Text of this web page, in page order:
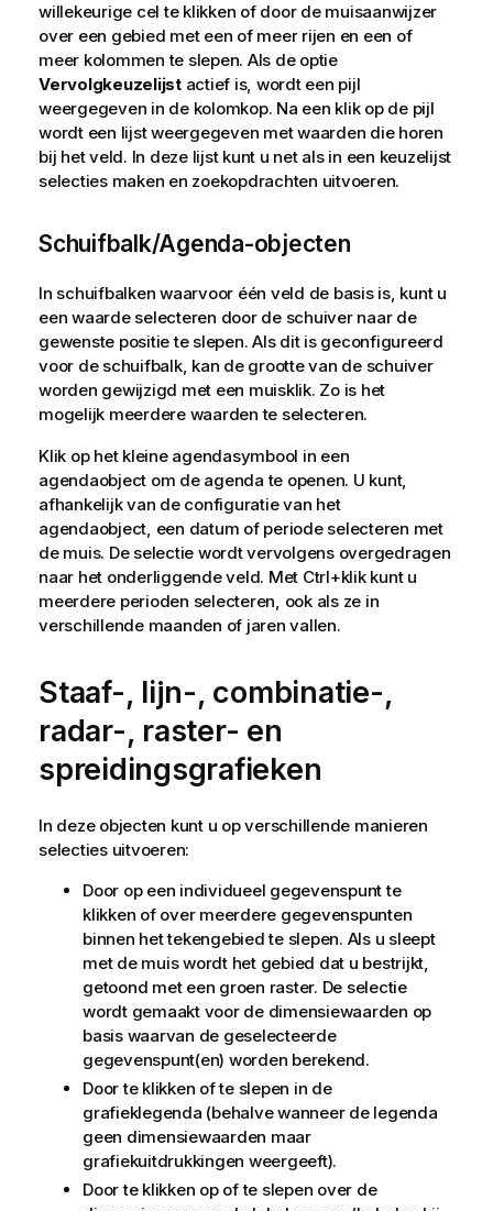
willekeurige cel te klikken of door de muisaanwijzer
over een gebied met een of meer rijen en een of
meer kolommen te slepen. Als de optie
Vervolgkeuzelijstactief is, wordt een pijl
weergegeven in de kolomkop. Na een klik op de pijl
wordt een lijst weergegeven met waarden die horen
bij het veld. In deze lijst kunt u net als in een keuzelijst
selecties maken en zoekopdrachten uitvoeren.
Schuifbalk/Agenda-objecten
In schuifbalken waarvoor één veld de basis is, kunt u
een waarde selecteren door de schuiver naar de
gewenste positie te slepen. Als dit is geconfigureerd
voor de schuifbalk, kan de grootte van de schuiver
worden gewijzigd met een muisklik. Zo is het
mogelijk meerdere waarden te selecteren.
Klik op het kleine agendasymbool in een
agendaobject om de agenda te openen. U kunt,
afhankelijk van de configuratie van het
agendaobject, een datum of periode selecteren met
de muis. De selectie wordt vervolgens overgedragen
naar het onderliggende veld. Met Ctrl+klik kunt u
meerdere perioden selecteren, ook als ze in
verschillende maanden of jaren vallen.
Staaf-, lijn-, combinatie-,
radar-, raster- en
spreidingsgrafieken
In deze objecten kunt u op verschillende manieren
selecties uitvoeren:
Door op een individueel gegevenspunt te
klikken of over meerdere gegevenspunten
binnen het tekengebied te slepen. Als u sleept
met de muis wordt het gebied dat u bestrijkt,
getoond met een groen raster. De selectie
wordt gemaakt voor de dimensiewaarden op
basis waarvan de geselecteerde
gegevenspunt(en) worden berekend.
Door te klikken of te slepen in de
grafieklegenda (behalve wanneer de legenda
geen dimensiewaarden maar
grafiekuitdrukkingen weergeeft).
Door te klikken op of te slepen over de